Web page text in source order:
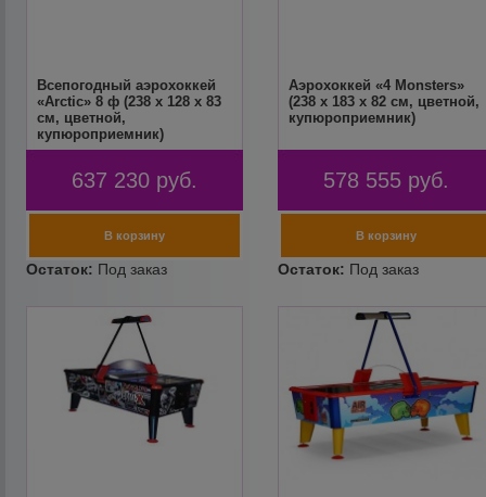
Всепогодный аэрохоккей
«Arctic» 8 ф (238 х 128 х 83
см, цветной,
купюроприемник)
637 230 руб.
Аэрохоккей «4 Monsters»
(238 х 183 х 82 см, цветной,
купюроприемник)
578 555 руб.